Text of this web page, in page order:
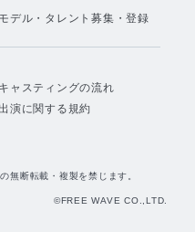
モデル・タレント募集・登録
キャスティングの流れ
演に関する規約
無断転載・複製を禁じます。
©FREE WAVE CO.,LTD.